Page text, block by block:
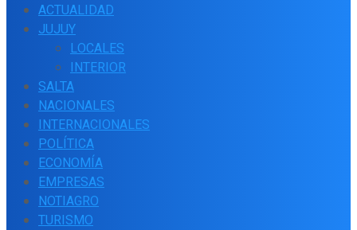
ACTUALIDAD
JUJUY
LOCALES
INTERIOR
SALTA
NACIONALES
INTERNACIONALES
POLÍTICA
ECONOMÍA
EMPRESAS
NOTIAGRO
TURISMO